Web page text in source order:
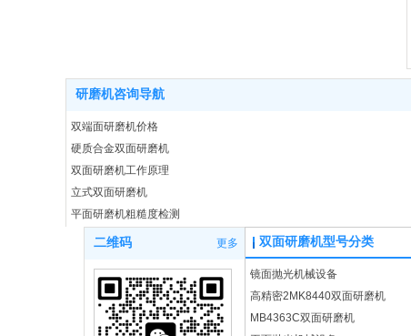
研磨机咨询导航
双端面研磨机价格
硬质合金双面研磨机
双面研磨机工作原理
立式双面研磨机
平面研磨机粗糙度检测
陶瓷片研磨设备
密封环平面研磨设备
双面研磨机结构特点
43100双面研磨机
二维码 更多 双面研磨机型号分类
镜面抛光机械设备
高精密2MK8440双面研磨机
MB4363C双面研磨机